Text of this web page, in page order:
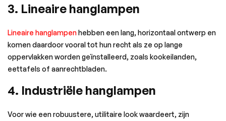
3. Lineaire hanglampen
Lineaire hanglampenhebben een lang, horizontaal ontwerp en
komen daardoor vooral tot hun recht als ze op lange
oppervlakken worden geïnstalleerd, zoals kookeilanden,
eettafels of aanrechtbladen.
4. Industriële hanglampen
Voor wie een robuustere, utilitaire look waardeert, zijn